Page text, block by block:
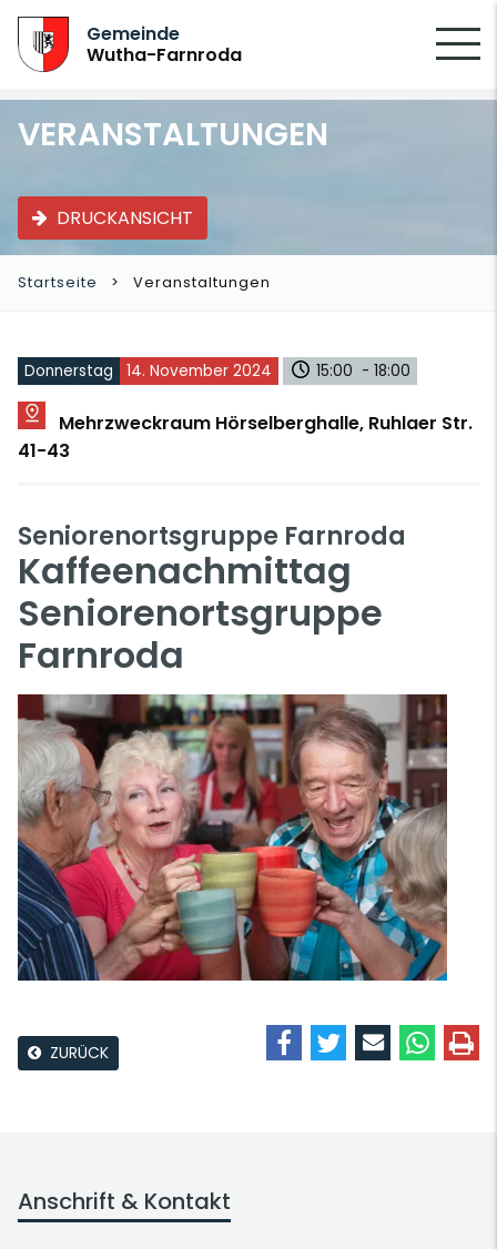
Gemeinde
Wutha-Farnroda
VERANSTALTUNGEN
DRUCKANSICHT
Startseite Veranstaltungen
Donnerstag 14. November 2024 15:00 - 18:00
Mehrzweckraum Hörselberghalle, Ruhlaer Str.
41-43
Seniorenortsgruppe Farnroda
Kaffeenachmittag
Seniorenortsgruppe
Farnroda
ZURÜCK
Anschrift & Kontakt